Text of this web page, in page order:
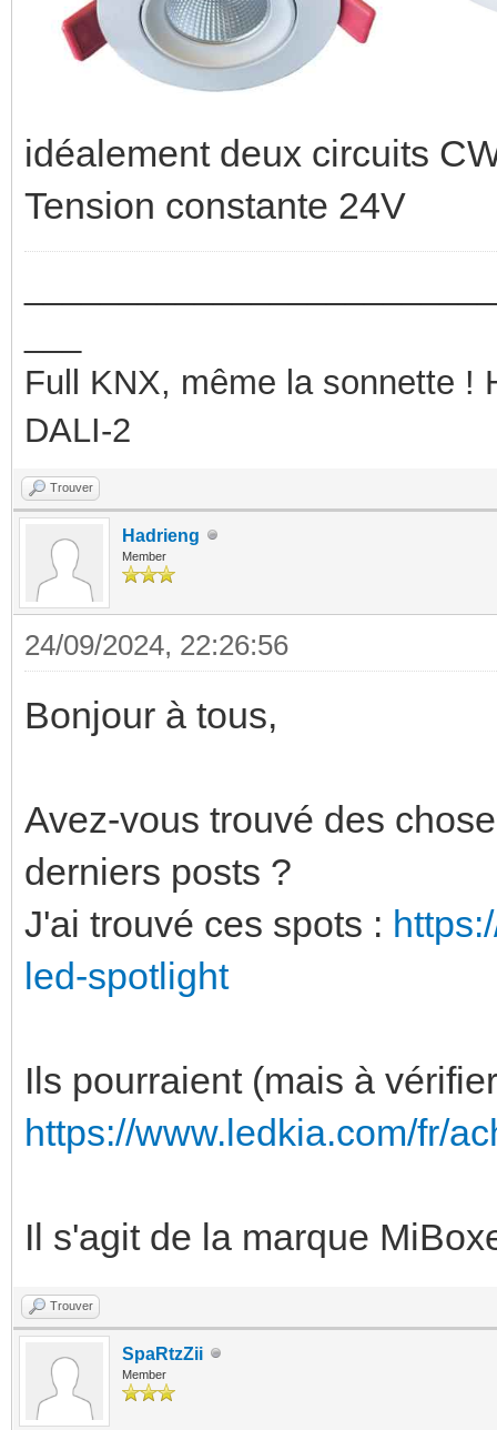
idéalement deux circuits
Tension constante 24V
Full KNX, même la sonnette !
DALI-2
Trouver
Hadrieng
Member
24/09/2024, 22:26:56
Bonjour à tous,
Avez-vous trouvé des
derniers posts ?
J'ai trouvé ces spots :
led-spotlight
Ils pourraient (mais à
https://www.ledkia.com/fr/
Il s'agit de la marque
Trouver
SpaRtzZii
Member